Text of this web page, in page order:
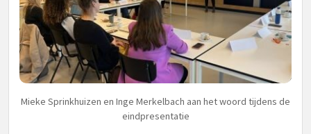
Mieke Sprinkhuizen en Inge Merkelbach aan het woord tijdens de
eindpresentatie